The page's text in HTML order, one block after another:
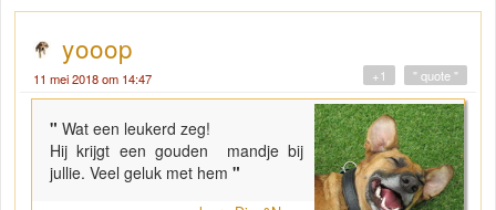
yooop
11 mei 2018 om 14:47 " quote "
+1
" Wat een leukerd zeg!
Hij krijgt een gouden mandje bij
jullie. Veel geluk met hem "